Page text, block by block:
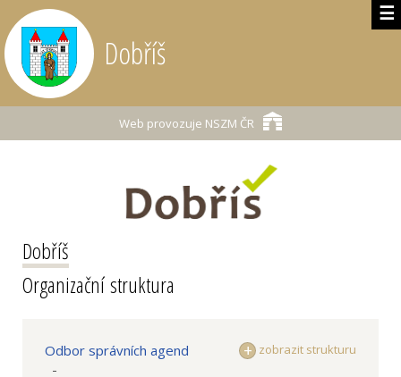
☰
Dobříš
Web provozuje NSZM ČR
Dobříš
Organizační struktura
zobrazit strukturu
Odbor správních agend
-